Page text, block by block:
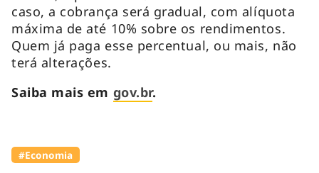
caso, a cobrança será gradual, com alíquota
máxima de até 10% sobre os rendimentos.
Quem já paga esse percentual, ou mais, não
terá alterações.
Saiba mais em gov.br.
#Economia